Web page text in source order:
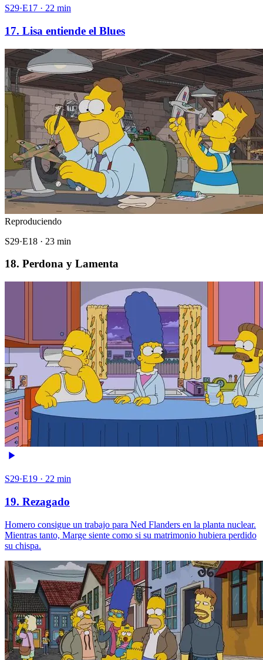
S29·E17 · 22 min
17. Lisa entiende el Blues
Reproduciendo
S29·E18 · 23 min
18. Perdona y Lamenta
S29·E19 · 22 min
19. Rezagado
Homero consigue un trabajo para Ned Flanders en la planta nuclear.
Mientras tanto, Marge siente como si su matrimonio hubiera perdido
su chispa.